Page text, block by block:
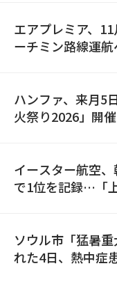
エアプレミア、
ーチミン路線運
ハンファ、来月5
火祭り2026」開
イースター航空
で1位を記録…「
ソウル市「猛暑
れた4日、熱中症